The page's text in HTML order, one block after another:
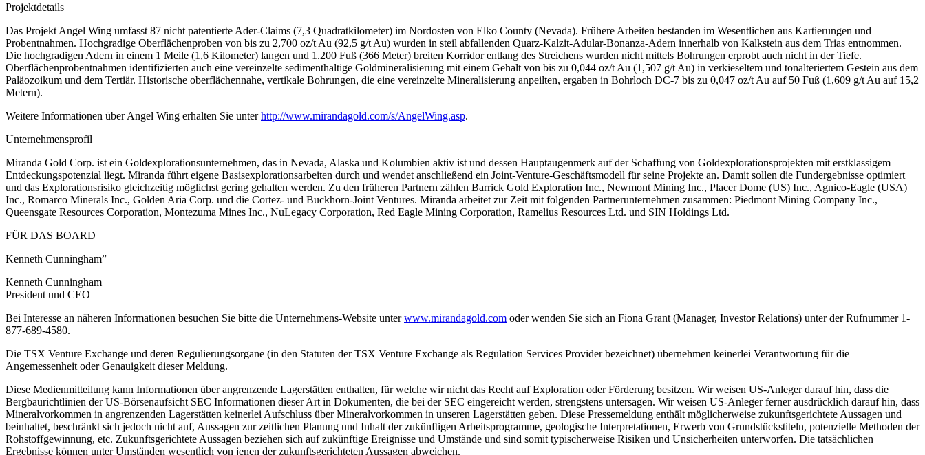
Projektdetails
Das Projekt Angel Wing umfasst 87 nicht patentierte Ader-Claims (7,3 Quadratkilometer) im Nordosten von Elko County (Nevada). Frühere Arbeiten bestanden im Wesentlichen aus Kartierungen und
Probentnahmen. Hochgradige Oberflächenproben von bis zu 2,700 oz/t Au (92,5 g/t Au) wurden in steil abfallenden Quarz-Kalzit-Adular-Bonanza-Adern innerhalb von Kalkstein aus dem Trias entnommen.
Die hochgradigen Adern in einem 1 Meile (1,6 Kilometer) langen und 1.200 Fuß (366 Meter) breiten Korridor entlang des Streichens wurden nicht mittels Bohrungen erprobt auch nicht in der Tiefe.
Oberflächenprobentnahmen identifizierten auch eine vereinzelte sedimenthaltige Goldmineralisierung mit einem Gehalt von bis zu 0,044 oz/t Au (1,507 g/t Au) in verkieseltem und tonalteriertem Gestein aus dem
Paläozoikum und dem Tertiär. Historische oberflächennahe, vertikale Bohrungen, die eine vereinzelte Mineralisierung anpeilten, ergaben in Bohrloch DC-7 bis zu 0,047 oz/t Au auf 50 Fuß (1,609 g/t Au auf 15,2
Metern).
Weitere Informationen über Angel Wing erhalten Sie unterhttp://www.mirandagold.com/s/AngelWing.asp.
Unternehmensprofil
Miranda Gold Corp. ist ein Goldexplorationsunternehmen, das in Nevada, Alaska und Kolumbien aktiv ist und dessen Hauptaugenmerk auf der Schaffung von Goldexplorationsprojekten mit erstklassigem
Entdeckungspotenzial liegt. Miranda führt eigene Basisexplorationsarbeiten durch und wendet anschließend ein Joint-Venture-Geschäftsmodell für seine Projekte an. Damit sollen die Fundergebnisse optimiert
und das Explorationsrisiko gleichzeitig möglichst gering gehalten werden. Zu den früheren Partnern zählen Barrick Gold Exploration Inc., Newmont Mining Inc., Placer Dome (US) Inc., Agnico-Eagle (USA)
Inc., Romarco Minerals Inc., Golden Aria Corp. und die Cortez- und Buckhorn-Joint Ventures. Miranda arbeitet zur Zeit mit folgenden Partnerunternehmen zusammen: Piedmont Mining Company Inc.,
Queensgate Resources Corporation, Montezuma Mines Inc., NuLegacy Corporation, Red Eagle Mining Corporation, Ramelius Resources Ltd. und SIN Holdings Ltd.
FÜR DAS BOARD
Kenneth Cunningham”
Kenneth Cunningham
President und CEO
Bei Interesse an näheren Informationen besuchen Sie bitte die Unternehmens-Website unterwww.mirandagold.com oder wenden Sie sich an Fiona Grant (Manager, Investor Relations) unter der Rufnummer 1-
877-689-4580.
Die TSX Venture Exchange und deren Regulierungsorgane (in den Statuten der TSX Venture Exchange als Regulation Services Provider bezeichnet) übernehmen keinerlei Verantwortung für die
Angemessenheit oder Genauigkeit dieser Meldung.
Diese Medienmitteilung kann Informationen über angrenzende Lagerstätten enthalten, für welche wir nicht das Recht auf Exploration oder Förderung besitzen. Wir weisen US-Anleger darauf hin, dass die
Bergbaurichtlinien der US-Börsenaufsicht SEC Informationen dieser Art in Dokumenten, die bei der SEC eingereicht werden, strengstens untersagen. Wir weisen US-Anleger ferner ausdrücklich darauf hin, dass
Mineralvorkommen in angrenzenden Lagerstätten keinerlei Aufschluss über Mineralvorkommen in unseren Lagerstätten geben. Diese Pressemeldung enthält möglicherweise zukunftsgerichtete Aussagen und
beinhaltet, beschränkt sich jedoch nicht auf, Aussagen zur zeitlichen Planung und Inhalt der zukünftigen Arbeitsprogramme, geologische Interpretationen, Erwerb von Grundstückstiteln, potenzielle Methoden der
Rohstoffgewinnung, etc. Zukunftsgerichtete Aussagen beziehen sich auf zukünftige Ereignisse und Umstände und sind somit typischerweise Risiken und Unsicherheiten unterworfen. Die tatsächlichen
Ergebnisse können unter Umständen wesentlich von jenen der zukunftsgerichteten Aussagen abweichen.